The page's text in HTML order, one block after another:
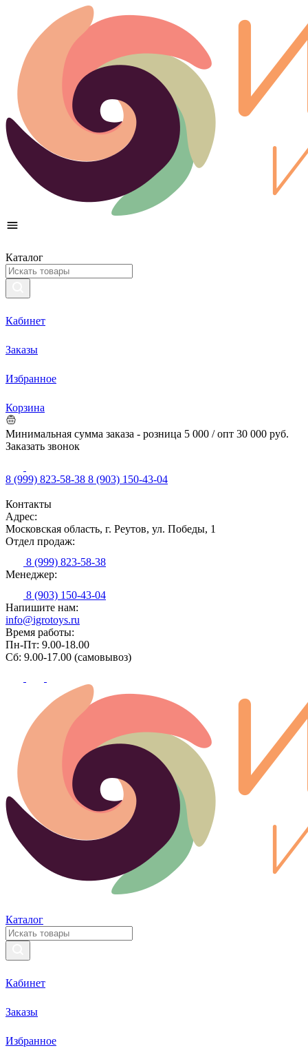
Каталог
Кабинет
Заказы
Избранное
Корзина
Минимальная сумма заказа - розница 5 000 / опт 30 000 руб.
Заказать звонок
8 (999) 823-58-38 8 (903) 150-43-04
Контакты
Адрес:
Московская область, г. Реутов, ул. Победы, 1
Отдел продаж:
8 (999) 823-58-38
Менеджер:
8 (903) 150-43-04
Напишите нам:
info@igrotoys.ru
Время работы:
Пн-Пт: 9.00-18.00
Сб: 9.00-17.00 (самовывоз)
Каталог
Кабинет
Заказы
Избранное